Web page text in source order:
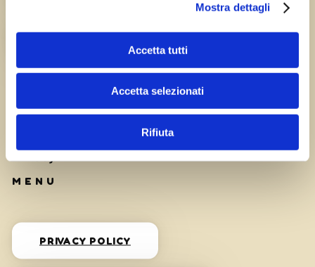
Mostra dettagli
Accetta tutti
Accetta selezionati
Rifiuta
PRIVACY POLICY